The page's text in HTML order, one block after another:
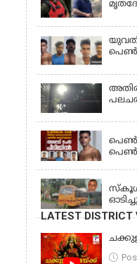
വരെ
ബസ്
LATEST DISTRICT